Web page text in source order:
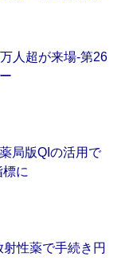
人超が来場‐第26
局版QIの活用で
に
射性薬で手続き円